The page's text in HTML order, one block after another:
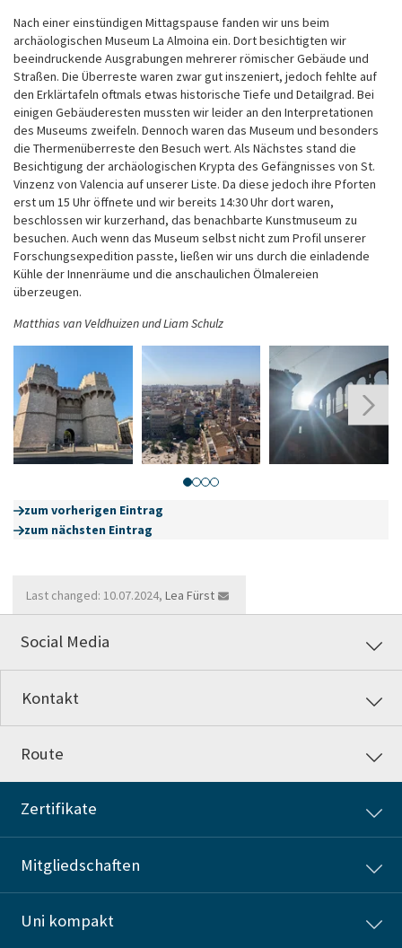
Nach einer einstündigen Mittagspause fanden wir uns beim
archäologischen Museum La Almoina ein. Dort besichtigten wir
beeindruckende Ausgrabungen mehrerer römischer Gebäude und
Straßen. Die Überreste waren zwar gut inszeniert, jedoch fehlte auf
den Erklärtafeln oftmals etwas historische Tiefe und Detailgrad. Bei
einigen Gebäuderesten mussten wir leider an den Interpretationen
des Museums zweifeln. Dennoch waren das Museum und besonders
die Thermenüberreste den Besuch wert. Als Nächstes stand die
Besichtigung der archäologischen Krypta des Gefängnisses von St.
Vinzenz von Valencia auf unserer Liste. Da diese jedoch ihre Pforten
erst um 15 Uhr öffnete und wir bereits 14:30 Uhr dort waren,
beschlossen wir kurzerhand, das benachbarte Kunstmuseum zu
besuchen. Auch wenn das Museum selbst nicht zum Profil unserer
Forschungsexpedition passte, ließen wir uns durch die einladende
Kühle der Innenräume und die anschaulichen Ölmalereien
überzeugen.
Matthias van Veldhuizen und Liam Schulz
zum vorherigen Eintrag
zum nächsten Eintrag
Last changed: 10.07.2024, Lea Fürst
Social Media
Kontakt
Route
Zertifikate
Mitgliedschaften
Uni kompakt